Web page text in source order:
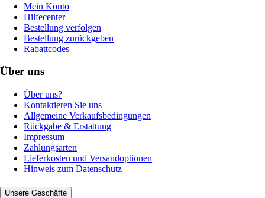
Mein Konto
Hilfecenter
Bestellung verfolgen
Bestellung zurückgeben
Rabattcodes
Über uns
Über uns?
Kontaktieren Sie uns
Allgemeine Verkaufsbedingungen
Rückgabe & Erstattung
Impressum
Zahlungsarten
Lieferkosten und Versandoptionen
Hinweis zum Datenschutz
Unsere Geschäfte